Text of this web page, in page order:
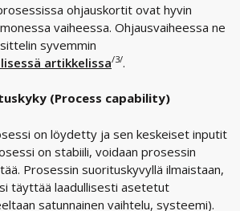
ohjauskortit ovat hyvin
vaiheessa. Ohjausvaiheessa ne
syvemmin
artikkelissa/3/.
(Process capability)
on löydetty ja sen keskeiset inputit
on stabiili, voidaan prosessin
Prosessin suorituskyvyllä ilmaistaan,
täyttää laadullisesti asetetut
satunnainen vaihtelu, systeemi).